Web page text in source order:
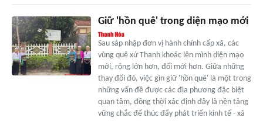
Giữ 'hồn quê' trong diện mạo mới
Sau sáp nhập đơn vị hành chính cấp xã, các
vùng quê xứ Thanh khoác lên mình diện mạo
mới, rộng lớn hơn, đổi mới hơn. Giữa những
thay đổi đó, việc gìn giữ 'hồn quê' là một trong
những vấn đề được các địa phương đặc biệt
quan tâm, đồng thời xác định đây là nền tảng
vững chắc để thúc đẩy phát triển kinh tế - xã